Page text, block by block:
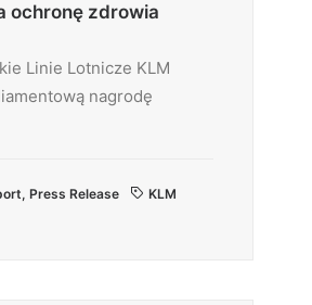
ochronę zdrowia
Linie Lotnicze KLM
nagrodę
, Press Release KLM